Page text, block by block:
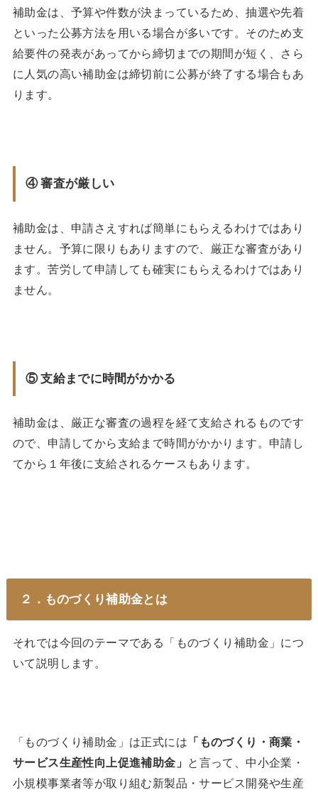
補助金は、予算や件数が決まっているため、抽選や先着
といった公募方法を用いる場合が多いです。そのため支
給要件の発表があってから締切までの期間が短く、さら
に人気の高い補助金は締切前に公募が終了する場合もあ
ります。
④ 審査が厳しい
補助金は、申請さえすれば簡単にもらえるわけではあり
ません。予算に限りもありますので、厳正な審査があり
ます。苦労して申請しても確実にもらえるわけではあり
ません。
⑤ 支給までに時間がかかる
補助金は、厳正な審査の過程を経て支給されるものです
ので、申請してから支給まで時間がかかります。申請し
てから１年後に支給されるケースもあります。
２．ものづくり補助金とは
それでは今回のテーマである「ものづくり補助金」につ
いて説明します。
「ものづくり補助金」は正式には 「ものづくり・商業・
サービス生産性向上促進補助金」 と言って、中小企業・
小規模事業者等が取り組む新製品・サービス開発や生産